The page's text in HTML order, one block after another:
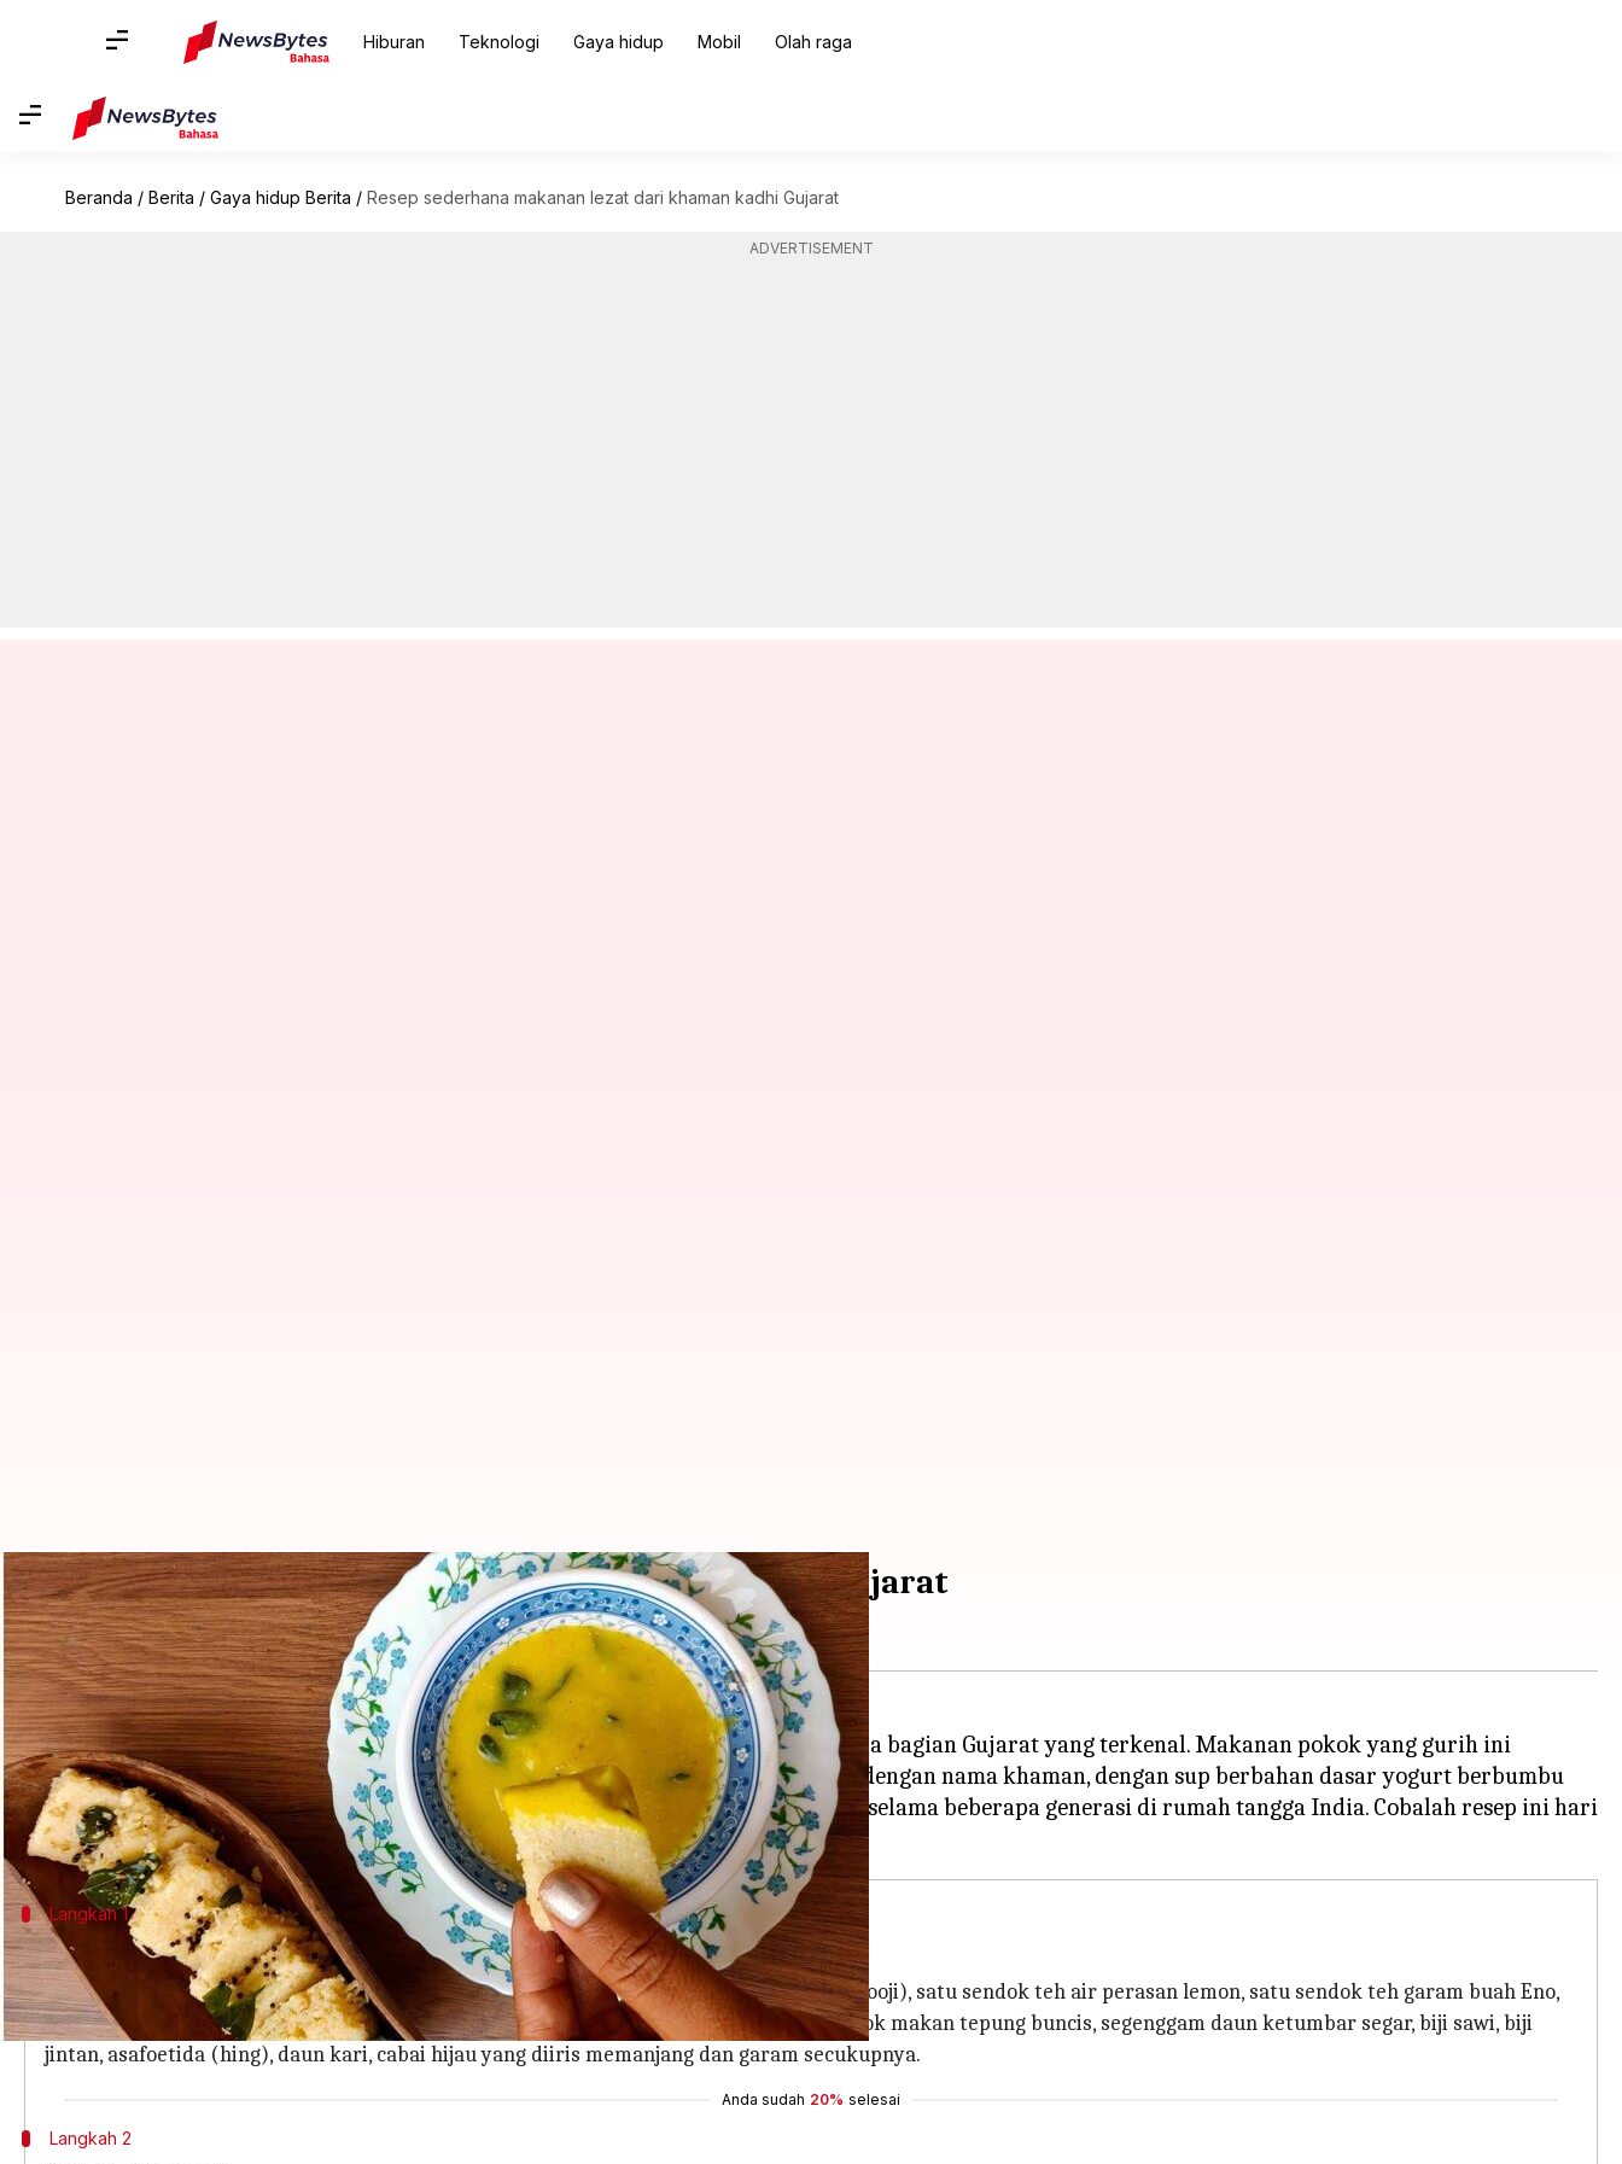
Hiburan Teknologi Gaya hidup Mobil Olah raga
Beranda / Berita / Gaya hidup Berita / Resep sederhana makanan lezat dari khaman kadhi Gujarat
ADVERTISEMENT
Resep sederhana makanan lezat dari khaman kadhi Gujarat
menulis Taufiq Al Jufri Jan 29, 2024 01:41 pm
Apa ceritanya
Khaman kadhi merupakan hidangan vegetarian yang lezat yang berasal dari negara bagian Gujarat yang terkenal. Makanan pokok yang gurih ini
memadukan tekstur lembut dan empuk dari kue tepung gram kukus yang dikenal dengan nama khaman, dengan sup berbahan dasar yogurt berbumbu
yang disebut kadhi. Ini merupakan perpaduan rasa yang pas dan telah diwariskan selama beberapa generasi di rumah tangga India. Cobalah resep ini hari
Langkah 1
Kumpulkan bahan-bahan berikut
Anda membutuhkan satu cangkir tepung gram (besan), satu sendok makan semolina (sooji), satu sendok teh air perasan lemon, satu sendok teh garam buah Eno,
sejumput bubuk kunyit, garam secukupnya, air secukupnya, secangkir yogurt, dua sendok makan tepung buncis, segenggam daun ketumbar segar, biji sawi, biji
jintan, asafoetida (hing), daun kari, cabai hijau yang diiris memanjang dan garam secukupnya.
Anda sudah 20% selesai
Langkah 2